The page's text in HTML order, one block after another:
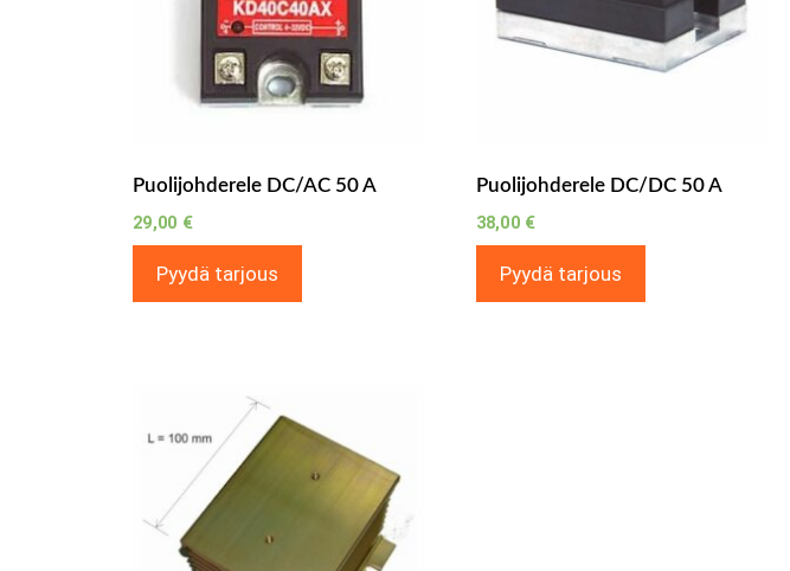
Puolijohderele DC/AC 50 A
29,00 €
Pyydä tarjous
Puolijohderele DC/DC 50 A
38,00 €
Pyydä tarjous